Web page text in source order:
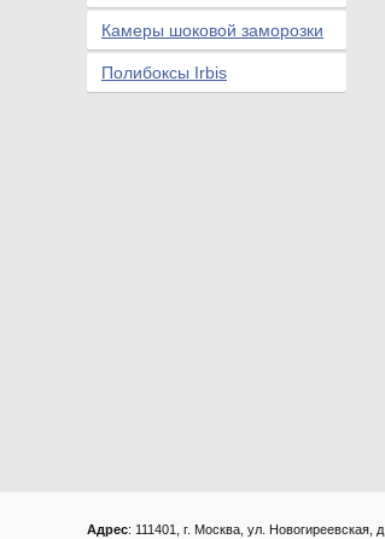
Камеры шоковой заморозки
Полибоксы Irbis
Адрес: 111401, г. Москва, ул. Новогиреевская,